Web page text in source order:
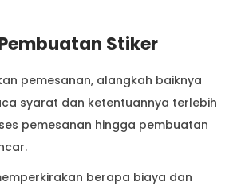
Stiker
pemesanan, alangkah baiknya
syarat dan ketentuannya terlebih
pemesanan hingga pembuatan
berapa biaya dan